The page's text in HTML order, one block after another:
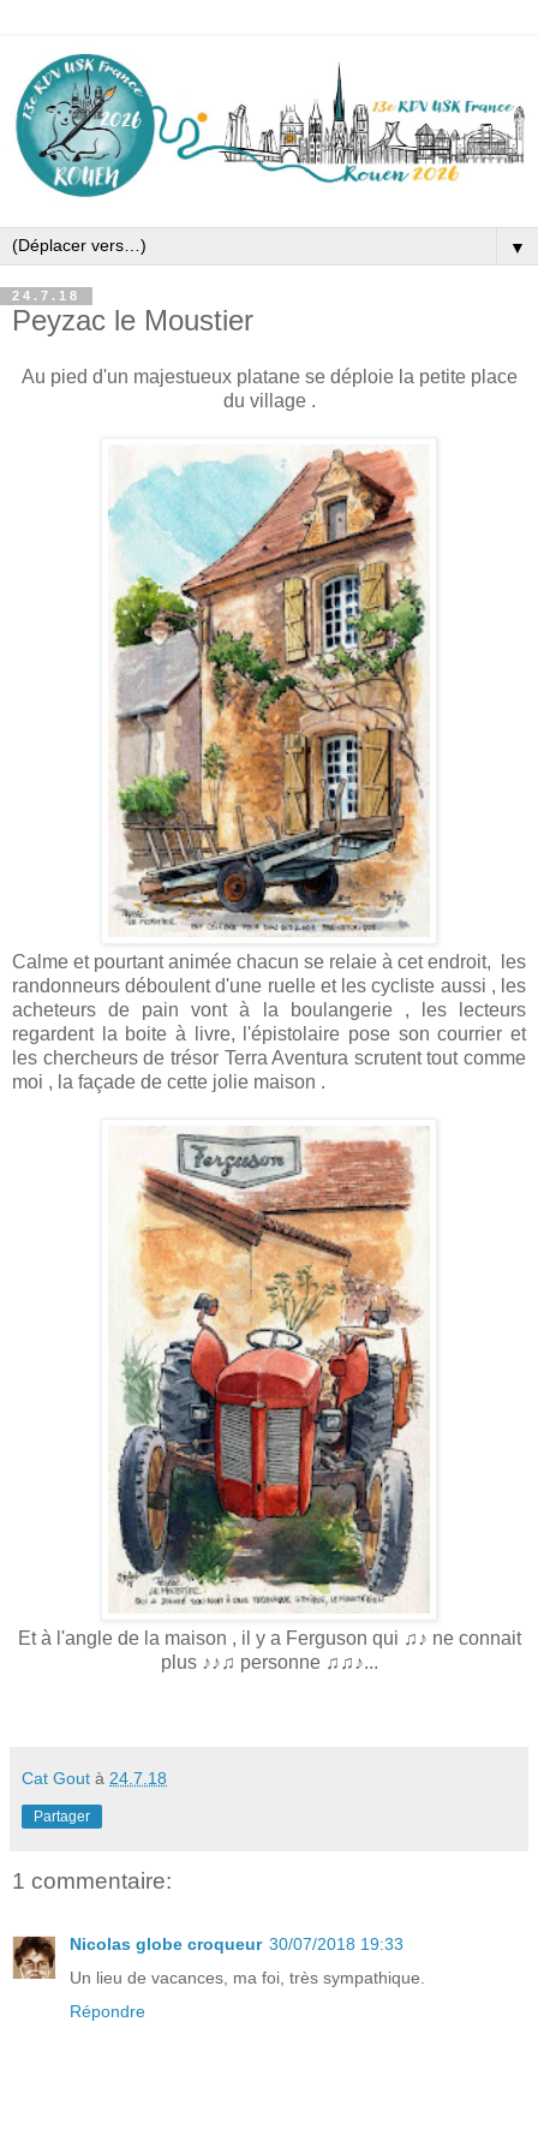
▼
24.7.18
Peyzac le Moustier
Au pied d'un majestueux platane se déploie la petite place
du village .
Calme et pourtant animée chacun se relaie à cet endroit, les
randonneurs déboulent d'une ruelle et les cycliste aussi , les
acheteurs de pain vont à la boulangerie , les lecteurs
regardent la boite à livre, l'épistolaire pose son courrier et
les chercheurs de trésor Terra Aventura scrutent tout comme
moi , la façade de cette jolie maison .
Et à l'angle de la maison , il y a Ferguson qui ♫♪ ne connait
plus ♪♪♫ personne ♫♫♪...
Cat Gout à 24.7.18
Partager
1 commentaire:
Nicolas globe croqueur 30/07/2018 19:33
Un lieu de vacances, ma foi, très sympathique.
Répondre